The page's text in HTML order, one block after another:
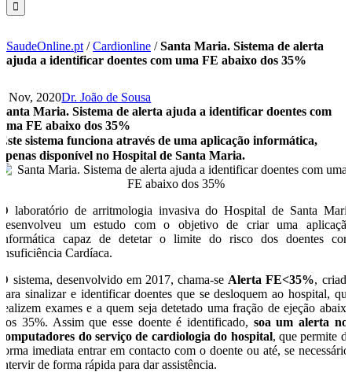
SaudeOnline.pt /Cardionline /Santa Maria. Sistema de alerta
ajuda a identificar doentes com uma FE abaixo dos 35%
4 Nov, 2020Dr. João de Sousa
Santa Maria. Sistema de alerta ajuda a identificar doentes com
uma FE abaixo dos 35%
Este sistema funciona através de uma aplicação informática,
apenas disponível no Hospital de Santa Maria.
O laboratório de arritmologia invasiva do Hospital de Santa Maria
desenvolveu um estudo com o objetivo de criar uma aplicação
informática capaz de detetar o limite do risco dos doentes com
Insuficiência Cardíaca.
O sistema, desenvolvido em 2017, chama-se Alerta FE<35%, criado
para sinalizar e identificar doentes que se desloquem ao hospital, que
realizem exames e a quem seja detetado uma fração de ejeção abaixo
dos 35%. Assim que esse doente é identificado, soa um alerta nos
computadores do serviço de cardiologia do hospital, que permite de
forma imediata entrar em contacto com o doente ou até, se necessário,
intervir de forma rápida para dar assistência.